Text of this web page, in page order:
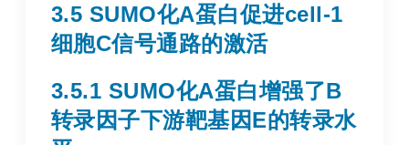
3.5 SUMO化A蛋白促进cell-1
细胞C信号通路的激活
3.5.1 SUMO化A蛋白增强了B
转录因子下游靶基因E的转录水